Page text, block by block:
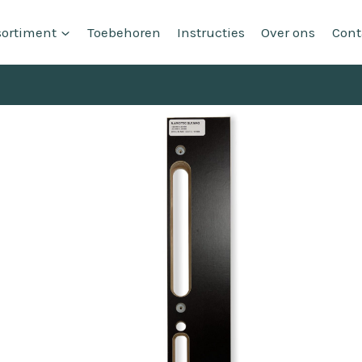
Toebehoren Instructies Over ons